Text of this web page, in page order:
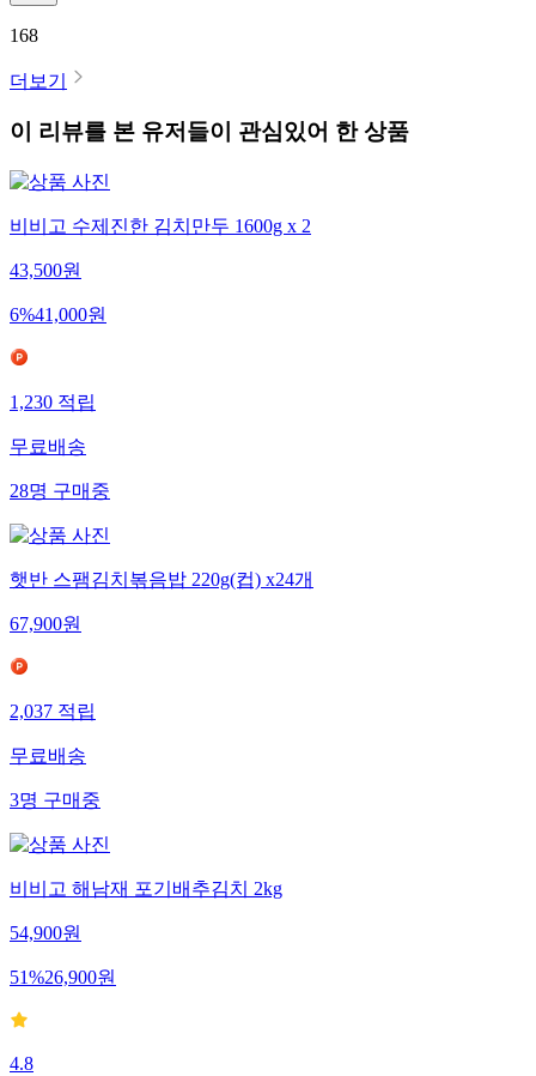
168
더보기
이 리뷰를 본 유저들이 관심있어 한 상품
비비고 수제진한 김치만두 1600g x 2
43,500원
6%41,000원
1,230 적립
무료배송
28명 구매중
햇반 스팸김치볶음밥 220g(컵) x24개
67,900원
2,037 적립
무료배송
3명 구매중
비비고 해남재 포기배추김치 2kg
54,900원
51%26,900원
4.8